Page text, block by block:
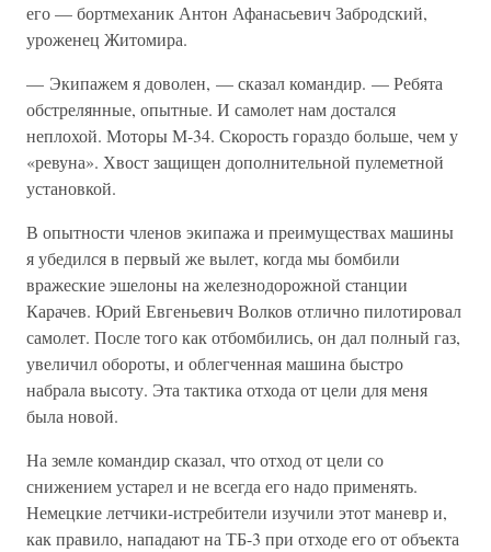
его — бортмеханик Антон Афанасьевич Забродский,
уроженец Житомира.
— Экипажем я доволен, — сказал командир. — Ребята
обстрелянные, опытные. И самолет нам достался
неплохой. Моторы М-34. Скорость гораздо больше, чем у
«ревуна». Хвост защищен дополнительной пулеметной
установкой.
В опытности членов экипажа и преимуществах машины
я убедился в первый же вылет, когда мы бомбили
вражеские эшелоны на железнодорожной станции
Карачев. Юрий Евгеньевич Волков отлично пилотировал
самолет. После того как отбомбились, он дал полный газ,
увеличил обороты, и облегченная машина быстро
набрала высоту. Эта тактика отхода от цели для меня
была новой.
На земле командир сказал, что отход от цели со
снижением устарел и не всегда его надо применять.
Немецкие летчики-истребители изучили этот маневр и,
как правило, нападают на ТБ-3 при отходе его от объекта